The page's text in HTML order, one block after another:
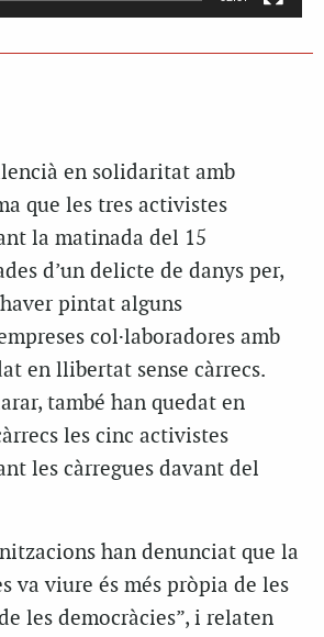
en solidaritat amb
que les tres activistes
la matinada del 15
d’un delicte de danys per,
pintat alguns
col·laboradores amb
en llibertat sense càrrecs.
també han quedat en
les cinc activistes
les càrregues davant del
han denunciat que la
va viure és més pròpia de les
les democràcies”, i relaten